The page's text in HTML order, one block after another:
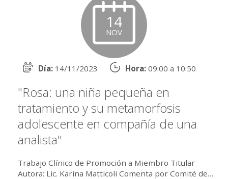
14
NOV
Día: 14/11/2023 Hora: 09:00 a 10:50
"Rosa: una niña pequeña en
tratamiento y su metamorfosis
adolescente en compañía de una
analista"
Trabajo Clínico de Promoción a Miembro Titular
Autora: Lic. Karina Matticoli Comenta por Comité de